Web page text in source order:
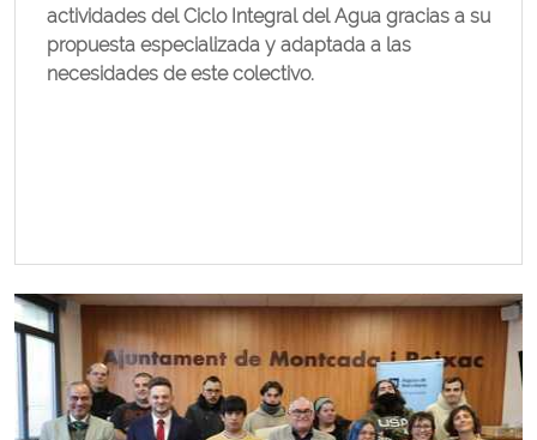
actividades del Ciclo Integral del Agua gracias a su
propuesta especializada y adaptada a las
necesidades de este colectivo.